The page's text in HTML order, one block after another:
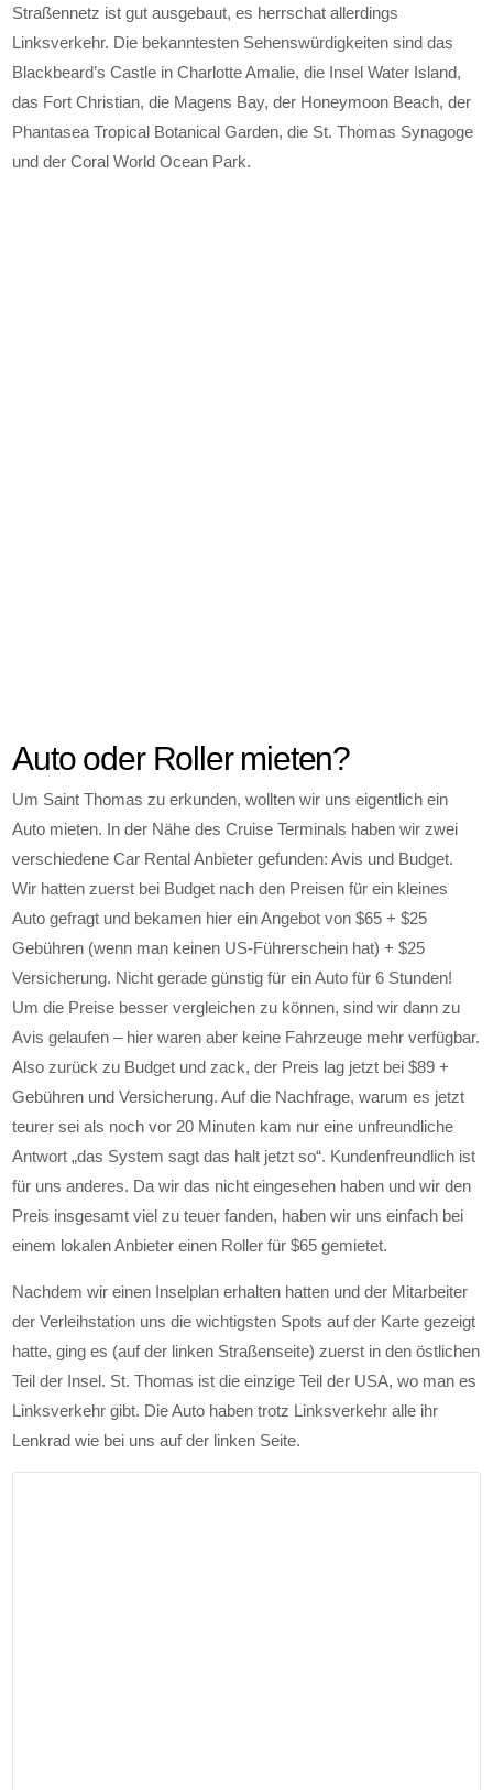
Straßennetz ist gut ausgebaut, es herrschat allerdings
Linksverkehr. Die bekanntesten Sehenswürdigkeiten sind das
Blackbeard’s Castle in Charlotte Amalie, die Insel Water Island,
das Fort Christian, die Magens Bay, der Honeymoon Beach, der
Phantasea Tropical Botanical Garden, die St. Thomas Synagoge
und der Coral World Ocean Park.
Auto oder Roller mieten?
Um Saint Thomas zu erkunden, wollten wir uns eigentlich ein
Auto mieten. In der Nähe des Cruise Terminals haben wir zwei
verschiedene Car Rental Anbieter gefunden: Avis und Budget.
Wir hatten zuerst bei Budget nach den Preisen für ein kleines
Auto gefragt und bekamen hier ein Angebot von $65 + $25
Gebühren (wenn man keinen US-Führerschein hat) + $25
Versicherung. Nicht gerade günstig für ein Auto für 6 Stunden!
Um die Preise besser vergleichen zu können, sind wir dann zu
Avis gelaufen – hier waren aber keine Fahrzeuge mehr verfügbar.
Also zurück zu Budget und zack, der Preis lag jetzt bei $89 +
Gebühren und Versicherung. Auf die Nachfrage, warum es jetzt
teurer sei als noch vor 20 Minuten kam nur eine unfreundliche
Antwort „das System sagt das halt jetzt so“. Kundenfreundlich ist
für uns anderes. Da wir das nicht eingesehen haben und wir den
Preis insgesamt viel zu teuer fanden, haben wir uns einfach bei
einem lokalen Anbieter einen Roller für $65 gemietet.
Nachdem wir einen Inselplan erhalten hatten und der Mitarbeiter
der Verleihstation uns die wichtigsten Spots auf der Karte gezeigt
hatte, ging es (auf der linken Straßenseite) zuerst in den östlichen
Teil der Insel. St. Thomas ist die einzige Teil der USA, wo man es
Linksverkehr gibt. Die Auto haben trotz Linksverkehr alle ihr
Lenkrad wie bei uns auf der linken Seite.